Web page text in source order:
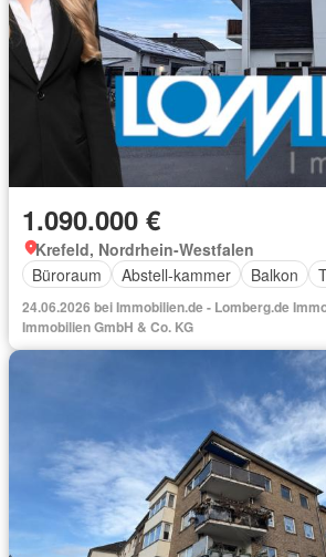
1.090.000 €
Krefeld, Nordrhein-Westfalen
Büroraum
Abstell-kammer Balkon
24.06.2026 bei Immobilien.de - Lomberg.de
Immobilien GmbH & Co. KG